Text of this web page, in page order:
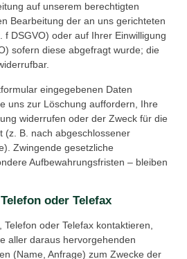
auf unserem berechtigten
Bearbeitung der an uns gerichteten
f DSGVO) oder auf Ihrer Einwilligung
sofern diese abgefragt wurde; die
eingegebenen Daten
uns zur Löschung auffordern, Ihre
widerrufen oder der Zweck für die
(z. B. nach abgeschlossener
Zwingende gesetzliche
Aufbewahrungsfristen – bleiben
oder Telefax
oder Telefax kontaktieren,
aller daraus hervorgehenden
(Name, Anfrage) zum Zwecke der